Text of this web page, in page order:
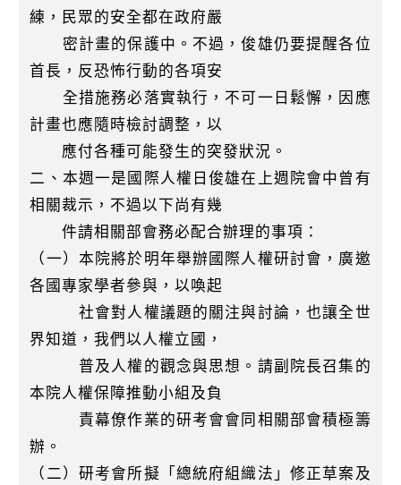
練，民眾的安全都在政府嚴
密計畫的保護中。不過，俊雄仍要提醒各位
首長，反恐怖行動的各項安
全措施務必落實執行，不可一日鬆懈，因應
計畫也應隨時檢討調整，以
應付各種可能發生的突發狀況。
二、本週一是國際人權日俊雄在上週院會中曾有
相關裁示，不過以下尚有幾
件請相關部會務必配合辦理的事項：
（一）本院將於明年舉辦國際人權研討會，廣邀
各國專家學者參與，以喚起
社會對人權議題的關注與討論，也讓全世
界知道，我們以人權立國，
普及人權的觀念與思想。請副院長召集的
本院人權保障推動小組及負
責幕僚作業的研考會會同相關部會積極籌
辦。
（二）研考會所擬「總統府組織法」修正草案及